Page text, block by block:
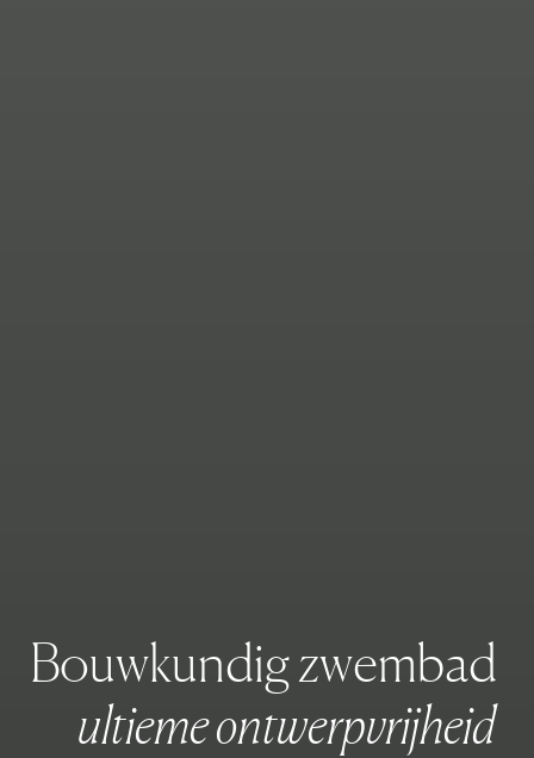
Bouwkundigzwembad
ultiemeontwerpvrijheid